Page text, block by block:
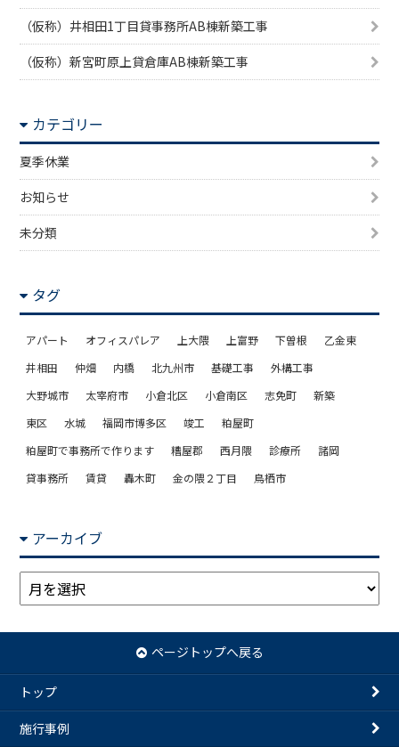
（仮称）井相田1丁目貸事務所AB棟新築工事
（仮称）新宮町原上貸倉庫AB棟新築工事
カテゴリー
夏季休業
お知らせ
未分類
タグ
アパート オフィスパレア 上大隈 上富野 下曽根
乙金東
井相田
仲畑 内橋 北九州市 基礎工事
外構工事
大野城市
太宰府市 小倉北区 小倉南区 志免町
新築
東区
水城 福岡市博多区 竣工
粕屋町
粕屋町で事務所で作ります
糟屋郡 西月隈 診療所
諸岡
貸事務所
賃貸 轟木町 金の隈２丁目 鳥栖市
アーカイブ
ア
ー
ブ
ページトップへ戻る
トップ
施行事例